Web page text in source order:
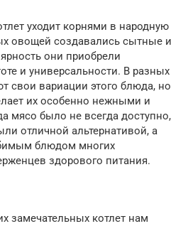
уходит корнями в народную
овощей создавались сытные и
они приобрели
и универсальности. В разных
свои вариации этого блюда, но
их особенно нежными и
мясо было не всегда доступно,
отличной альтернативой, а
блюдом многих
здорового питания.
замечательных котлет нам